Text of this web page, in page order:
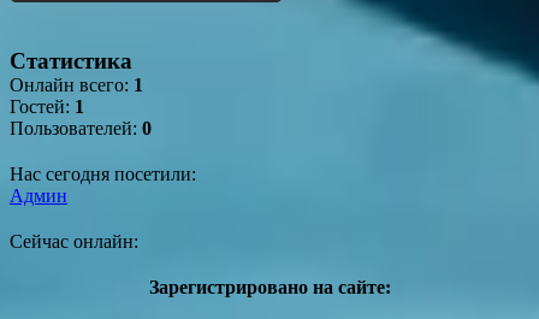
Статистика
Онлайн всего: 1
Гостей: 1
Пользователей: 0
Нас сегодня посетили:
Админ
Сейчас онлайн:
Зарегистрировано на сайте: